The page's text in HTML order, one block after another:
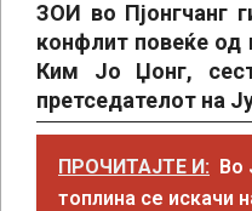
ЗОИ во Пјонгчанг
конфлит повеќе од
Ким Јо Џонг,
претседателот на
ПРОЧИТАЈТЕ И: Во
топлина се искачи